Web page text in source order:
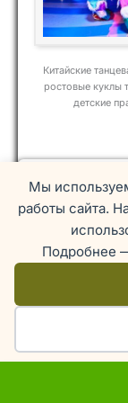
Мы
работы сайта.
Подробнее
Китайские
ростовые куклы
детские